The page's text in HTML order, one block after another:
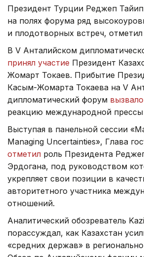
Президент Турции Реджеп
на полях форума ряд
и плодотворных встреч,
В V Анталийском
принял участие Президент
Жомарт Токаев. Прибытие
Касым-Жомарта Токаева на V
дипломатический форум вызвало
реакцию международной прессы
Выступая в панельной сессии
Managing Uncertainties», Глава
отметил роль Президента
Эрдогана, под руководством
укрепляет свои позиции в
авторитетного участника
отношений.
Аналитический обозреватель
порассуждал, как Казахстан
«средних держав» в